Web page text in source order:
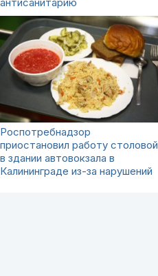
Роспотребнадзор
приостановил работу столовой
в здании автовокзала в
Калининграде из-за нарушений